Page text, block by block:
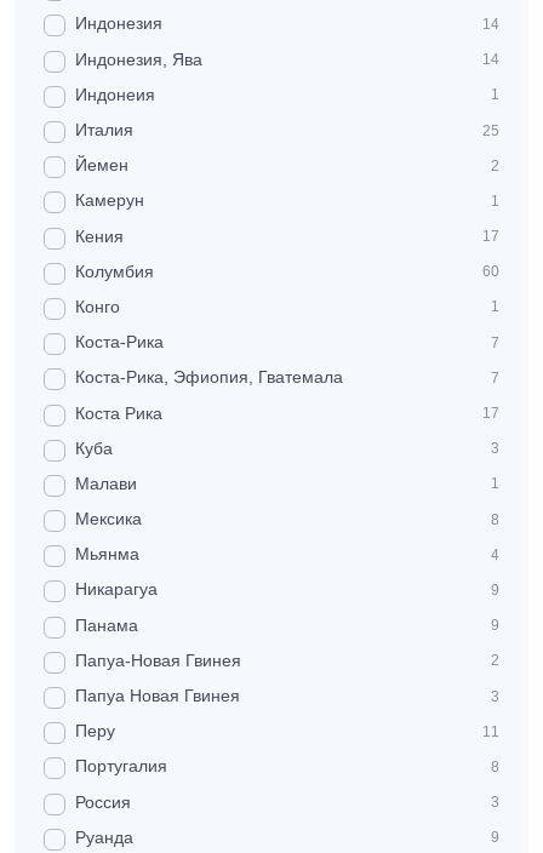
Индонезия 14
Индонезия, Ява 14
Индонеия 1
Италия 25
Йемен 2
Камерун 1
Кения 17
Колумбия 60
Конго 1
Коста-Рика 7
Коста-Рика, Эфиопия, Гватемала 7
Коста Рика 17
Куба 3
Малави 1
Мексика 8
Мьянма 4
Никарагуа 9
Панама 9
Папуа-Новая Гвинея 2
Папуа Новая Гвинея 3
Перу 11
Португалия 8
Россия 3
Руанда 9